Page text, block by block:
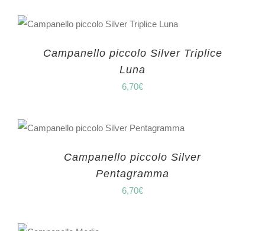
Campanello piccolo Silver Triplice
Luna
6,70€
Campanello piccolo Silver
Pentagramma
6,70€